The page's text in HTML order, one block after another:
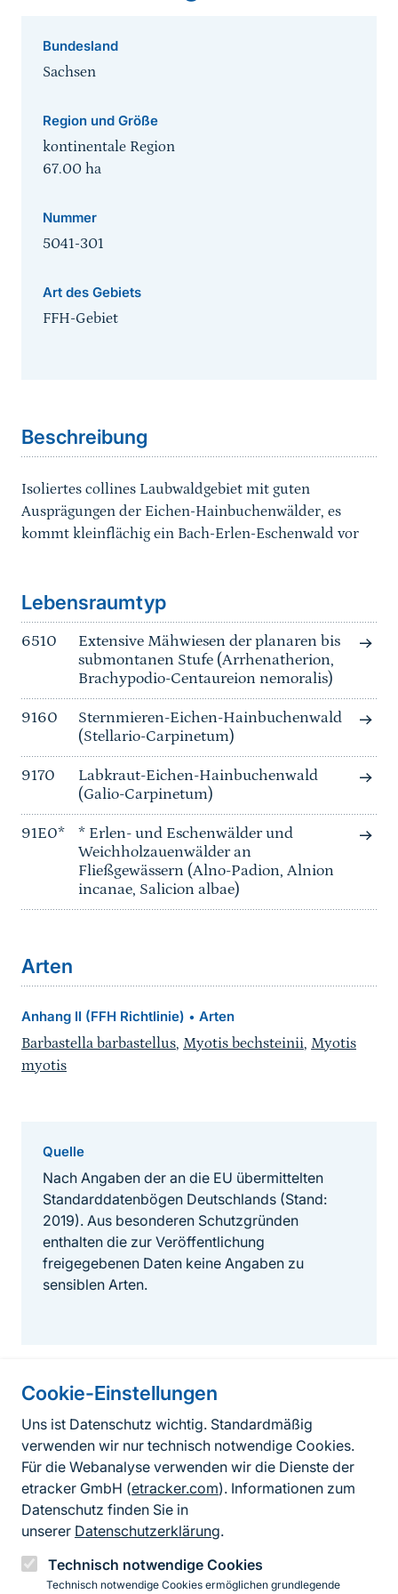
Cookie-Einstellungen
Uns ist Datenschutz wichtig. Standardmäßig
verwenden wir nur technisch notwendige Cookies.
Für die Webanalyse verwenden wir die Dienste der
etracker GmbH (etracker.com). Informationen zum
Datenschutz finden Sie in
unserer Datenschutzerklärung.
Technisch notwendige Cookies
Technisch notwendige Cookies ermöglichen grundlegende
Bundesland
Sachsen
Region und Größe
kontinentale Region
67.00 ha
Nummer
5041-301
Art des Gebiets
FFH-Gebiet
Beschreibung
Isoliertes collines Laubwaldgebiet mit guten
Ausprägungen der Eichen-Hainbuchenwälder, es
kommt kleinflächig ein Bach-Erlen-Eschenwald vor
Lebensraumtyp
6510
Extensive Mähwiesen der planaren bis
submontanen Stufe (Arrhenatherion,
Brachypodio-Centaureion nemoralis)
9160
Sternmieren-Eichen-Hainbuchenwald
(Stellario-Carpinetum)
9170
Labkraut-Eichen-Hainbuchenwald
(Galio-Carpinetum)
91E0*
* Erlen- und Eschenwälder und
Weichholzauenwälder an
Fließgewässern (Alno-Padion, Alnion
incanae, Salicion albae)
Arten
Anhang II (FFH Richtlinie) • Arten
Barbastella barbastellus, Myotis bechsteinii, Myotis
myotis
Quelle
Nach Angaben der an die EU übermittelten
Standarddatenbögen Deutschlands (Stand:
2019). Aus besonderen Schutzgründen
enthalten die zur Veröffentlichung
freigegebenen Daten keine Angaben zu
sensiblen Arten.
Informationen zur Seite
FußzeileKontakt zum BfN
Kontaktformular
Erklärung zur Barrierefreiheit
Impressum